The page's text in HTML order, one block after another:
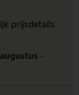
prijsdetails